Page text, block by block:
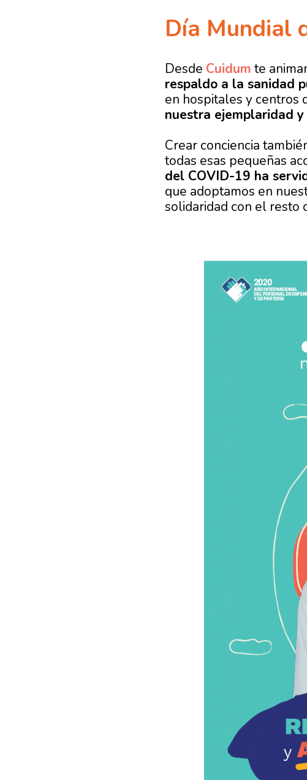
Día Mundial
Desde Cuidum te
respaldo a la sanidad
en hospitales y centros
nuestra ejemplaridad
Crear conciencia
todas esas pequeñas
del COVID-19 ha
que adoptamos en
solidaridad con el resto